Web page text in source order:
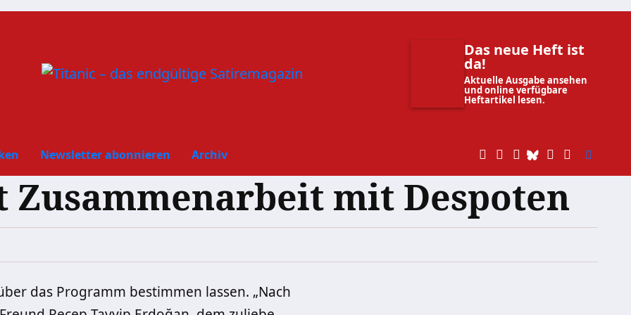
Das neue Heft ist
da!
Aktuelle Ausgabe ansehen
und online verfügbare
Heftartikel lesen.
Newsletter abonnieren Archiv
mit Despoten
das Programm bestimmen lassen. „Nach